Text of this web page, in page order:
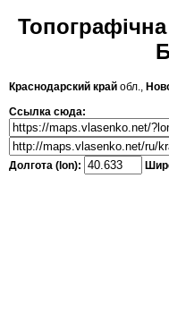
Топографічна
Краснодарский край обл.,
Ссылка сюда:
Долгота (lon):